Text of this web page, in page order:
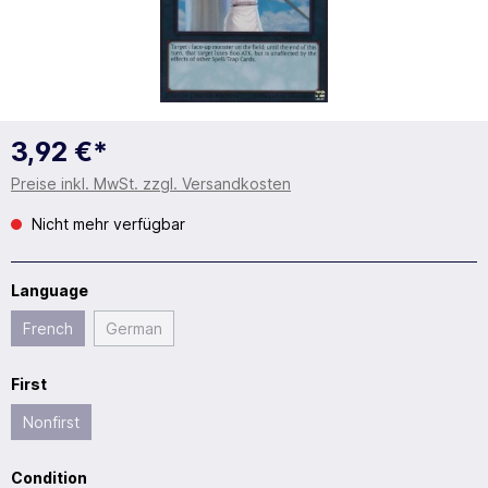
3,92 €*
Preise inkl. MwSt. zzgl. Versandkosten
Nicht mehr verfügbar
Language
French German
First
Nonfirst
Condition